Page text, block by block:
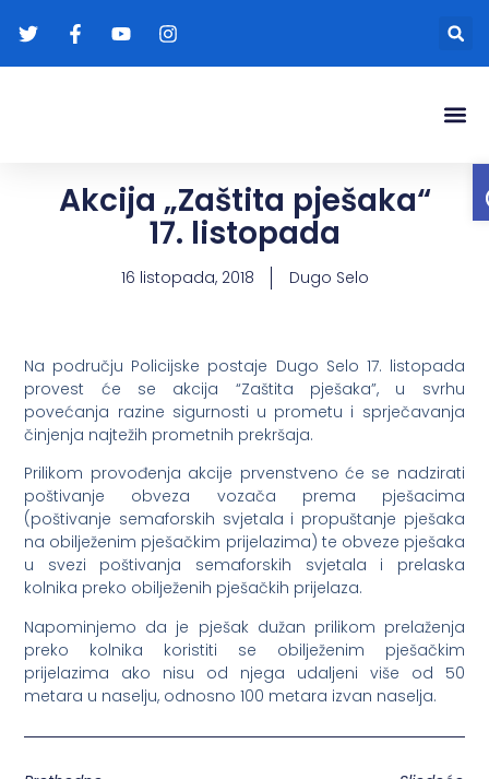
Akcija „Zaštita pješaka“
17. listopada
16 listopada, 2018 Dugo Selo
Na području Policijske postaje Dugo Selo 17. listopada
provest će se akcija “Zaštita pješaka”, u svrhu
povećanja razine sigurnosti u prometu i sprječavanja
činjenja najtežih prometnih prekršaja.
Prilikom provođenja akcije prvenstveno će se nadzirati
poštivanje obveza vozača prema pješacima
(poštivanje semaforskih svjetala i propuštanje pješaka
na obilježenim pješačkim prijelazima) te obveze pješaka
u svezi poštivanja semaforskih svjetala i prelaska
kolnika preko obilježenih pješačkih prijelaza.
Napominjemo da je pješak dužan prilikom prelaženja
preko kolnika koristiti se obilježenim pješačkim
prijelazima ako nisu od njega udaljeni više od 50
metara u naselju, odnosno 100 metara izvan naselja.